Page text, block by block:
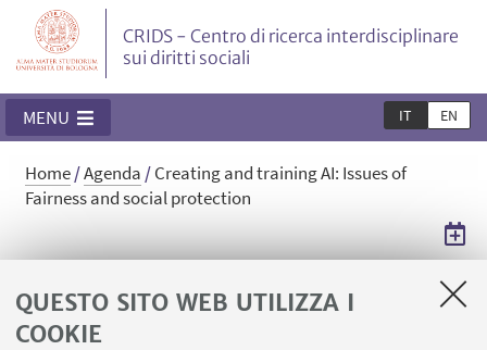
QUESTO SITO WEB UTILIZZA I
COOKIE
CRIDS - Centro di ricerca interdisciplinare
sui diritti sociali
IT EN
MENU
Home/Agenda /Creating and training AI: Issues of
Fairness and social protection
Creating and training AI: Issues of
Fairness and social protection